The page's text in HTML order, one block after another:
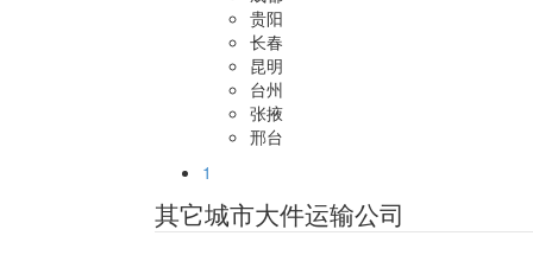
贵阳
长春
昆明
台州
张掖
邢台
1
其它城市大件运输公司